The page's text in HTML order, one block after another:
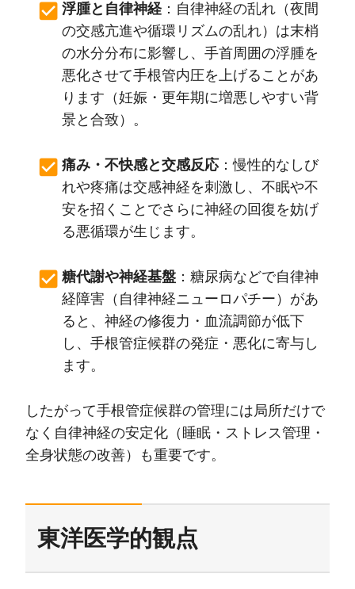
浮腫と自律神経 ：自律神経の乱れ（夜間
の交感亢進や循環リズムの乱れ）は末梢
の水分分布に影響し、手首周囲の浮腫を
悪化させて手根管内圧を上げることがあ
ります（妊娠・更年期に増悪しやすい背
景と合致）。
痛み・不快感と交感反応：慢性的なしび
れや疼痛は交感神経を刺激し、不眠や不
安を招くことでさらに神経の回復を妨げ
る悪循環が生じます。
糖代謝や神経基盤 ：糖尿病などで自律神
経障害（自律神経ニューロパチー）があ
ると、神経の修復力・血流調節が低下
し、手根管症候群の発症・悪化に寄与し
ます。
したがって手根管症候群の管理には局所だけで
なく自律神経の安定化（睡眠・ストレス管理・
全身状態の改善）も重要です。
東洋医学的観点